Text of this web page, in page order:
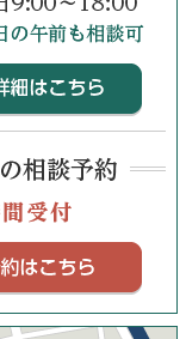
法律
ネ